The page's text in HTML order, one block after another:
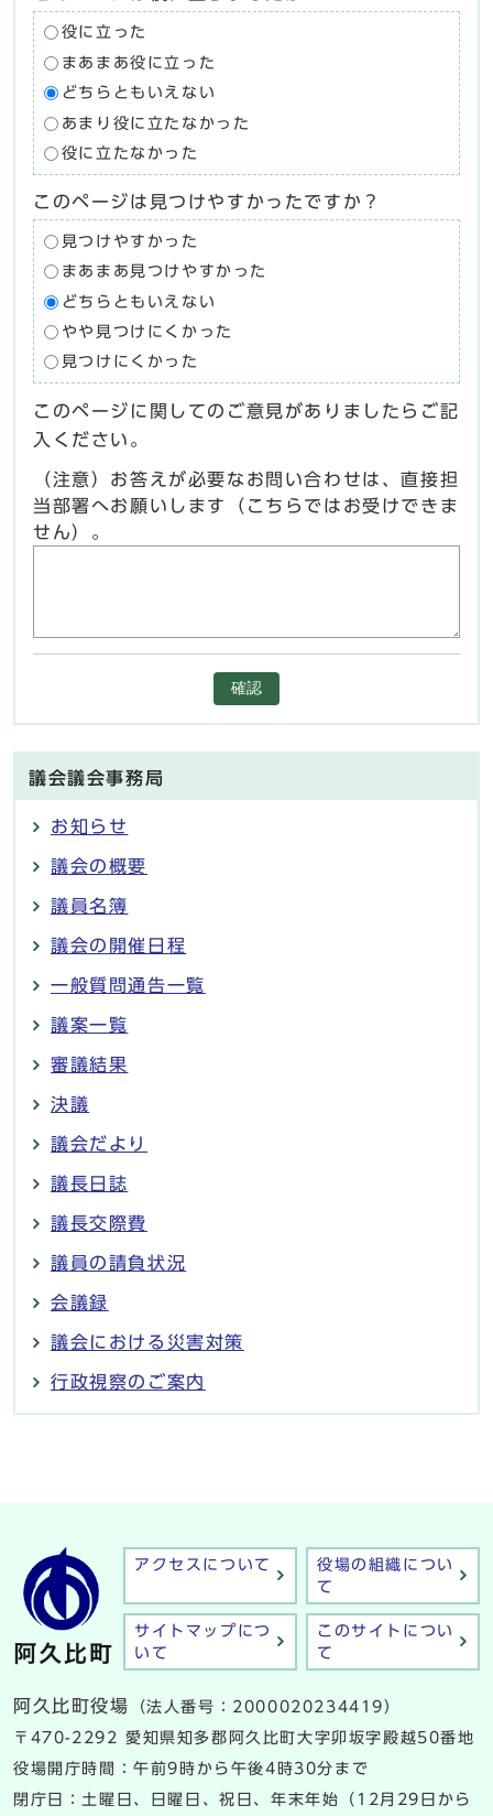
役に立った
まあまあ役に立った
どちらともいえない
あまり役に立たなかった
役に立たなかった
このページは見つけやすかったですか？
見つけやすかった
まあまあ見つけやすかった
どちらともいえない
やや見つけにくかった
見つけにくかった
このページに関してのご意見がありましたらご記
入ください。
（注意）お答えが必要なお問い合わせは、直接担
当部署へお願いします（こちらではお受けできま
せん）。
確認
議会議会事務局
お知らせ
議会の概要
議員名簿
議会の開催日程
一般質問通告一覧
議案一覧
審議結果
決議
議会だより
議長日誌
議長交際費
議員の請負状況
会議録
議会における災害対策
行政視察のご案内
アクセスについて
役場の組織につい
て
サイトマップにつ
いて
このサイトについ
て
阿久比町役場
（法人番号：2000020234419）
〒470-2292 愛知県知多郡阿久比町大字卯坂字殿越50番地
役場開庁時間：午前9時から午後4時30分まで
閉庁日：土曜日、日曜日、祝日、年末年始（12月29日から